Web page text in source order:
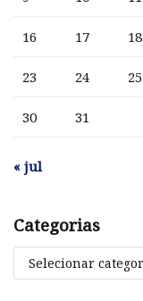
16 17 18
23 24 25
30 31
« jul
Categorias